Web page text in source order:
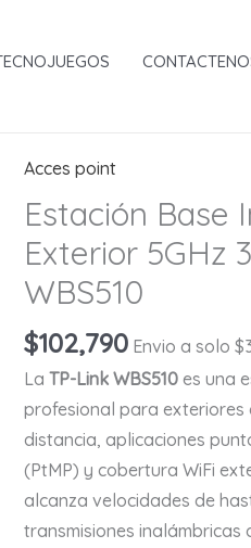
Acces point
Estación Base
Exterior 5GHz
WBS510
$102,790 Envio a solo
La TP-Link WBS510es una
profesional para
distancia, aplicaciones
(PtMP) y cobertura WiFi
alcanza velocidades de
transmisiones inalámbricas
Link
WBS510
cantidad